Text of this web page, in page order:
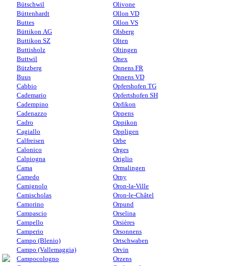
Bütschwil
Büttenhardt
Buttes
Büttikon AG
Buttikon SZ
Buttisholz
Buttwil
Bützberg
Buus
Cabbio
Cademario
Cadempino
Cadenazzo
Cadro
Cagiallo
Calfreisen
Calonico
Calpiogna
Cama
Camedo
Camignolo
Camischolas
Camorino
Campascio
Campello
Camperio
Campo (Blenio)
Campo (Vallemaggia)
Campocologno
Olivone
Ollon VD
Ollon VS
Olsberg
Olten
Oltingen
Onex
Onnens FR
Onnens VD
Opfershofen TG
Opfertshofen SH
Opfikon
Oppens
Oppikon
Oppligen
Orbe
Orges
Origlio
Ormalingen
Orny
Oron-la-Ville
Oron-le-Châtel
Orpund
Orselina
Orsières
Orsonnens
Ortschwaben
Orvin
Orzens